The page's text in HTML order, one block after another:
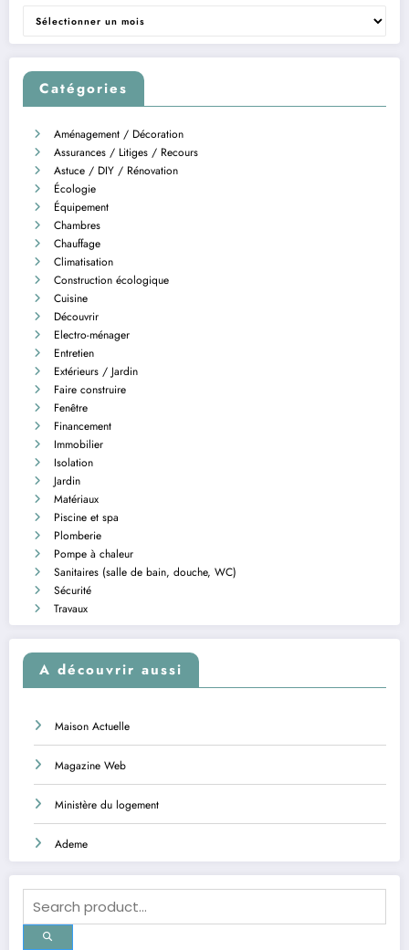
Archives
Catégories
Aménagement / Décoration
Assurances / Litiges / Recours
Astuce / DIY / Rénovation
Écologie
Équipement
Chambres
Chauffage
Climatisation
Construction écologique
Cuisine
Découvrir
Electro-ménager
Entretien
Extérieurs / Jardin
Faire construire
Fenêtre
Financement
Immobilier
Isolation
Jardin
Matériaux
Piscine et spa
Plomberie
Pompe à chaleur
Sanitaires (salle de bain, douche, WC)
Sécurité
Travaux
A découvrir aussi
Maison Actuelle
Magazine Web
Ministère du logement
Ademe